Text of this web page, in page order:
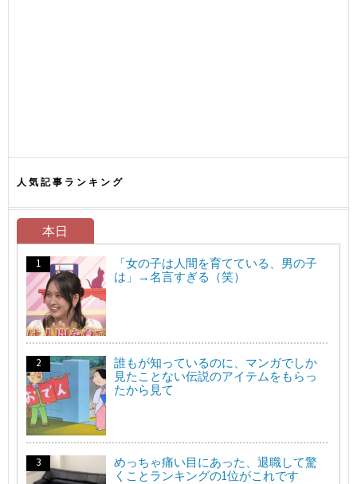
人気記事ランキング
本日
「女の子は人間を育てている、男の子
は」→名言すぎる（笑）
誰もが知っているのに、マンガでしか
見たことない伝説のアイテムをもらっ
たから見て
めっちゃ痛い目にあった、退職して驚
くことランキングの1位がこれです